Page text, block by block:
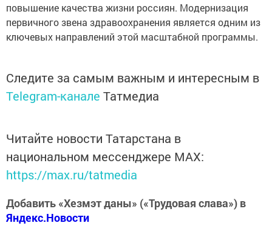
повышение качества жизни россиян. Модернизация
первичного звена здравоохранения является одним из
ключевых направлений этой масштабной программы.
Следите за самым важным и интересным в
Telegram-канале Татмедиа
Читайте новости Татарстана в
национальном мессенджере MАХ:
https://max.ru/tatmedia
Добавить «Хезмэт даны» («Трудовая слава») в
Яндекс.Новости